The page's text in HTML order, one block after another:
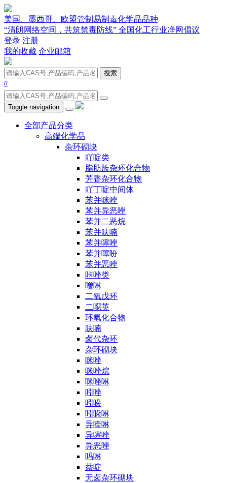
美国、墨西哥、欧盟管制易制毒化学品品种
“清朗网络空间，共筑禁毒防线” 全国化工行业净网倡议
登录 注册
我的收藏 企业邮箱
搜索
0
Toggle navigation
全部产品分类
高端化学品
杂环砌块
吖啶类
脂肪族杂环化合物
芳香杂环化合物
吖丁啶中间体
苯并咪唑
苯并异恶唑
苯并二恶烷
苯并呋喃
苯并噻唑
苯并噻吩
苯并恶唑
咔唑类
噌啉
二氧戊环
二噁英
环氧化合物
呋喃
卤代杂环
杂环砌块
咪唑
咪唑烷
咪唑啉
吲唑
吲哚
吲哚啉
异喹啉
异噻唑
异恶唑
吗啉
萘啶
无卤杂环砌块